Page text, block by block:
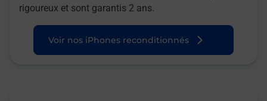
rigoureux et sont garantis 2 ans.
Voir nos iPhones reconditionnés